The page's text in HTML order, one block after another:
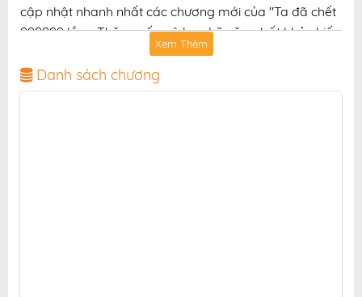
cập nhật nhanh nhất các chương mới của "Ta đã chết
999999 lần - Thăng cấp vô hạn kỹ năng bất khả chiến
bại" với chất lượng hình ảnh sắc nét, bản dịch chuẩn
và giao diện thân thiện, mang đến trải nghiệm đọc
truyện hấp dẫn, tiện lợi, hoàn toàn miễn phí cho độc
Xem Thêm
Danh sách chương